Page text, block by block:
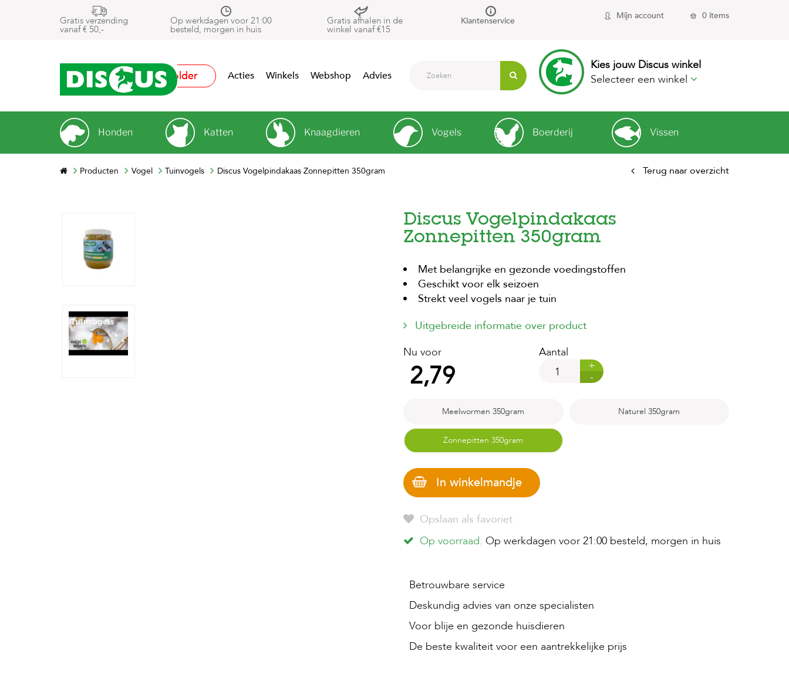
Gratis verzending
vanaf € 50,-
Op werkdagen voor 21:00
besteld, morgen in huis
Gratis afhalen in de
winkel vanaf €15
Klantenservice
Mijn account 0 items
Folder Acties Winkels Webshop Advies
Kies jouw Discus winkel
Selecteer een winkel
Honden Katten Knaagdieren Vogels Boerderij Vissen
Producten Vogel Tuinvogels Discus Vogelpindakaas Zonnepitten 350gram Terug naar overzicht
Discus Vogelpindakaas
Zonnepitten 350gram
Met belangrijke en gezonde voedingstoffen
Geschikt voor elk seizoen
Strekt veel vogels naar je tuin
Uitgebreide informatie over product
Nu voor
2,79
Aantal
+
-
Meelwormen 350gram Naturel 350gram
Zonnepitten 350gram
In winkelmandje
Opslaan als favoriet
Op voorraad. Op werkdagen voor 21:00 besteld, morgen in huis
Betrouwbare service
Deskundig advies van onze specialisten
Voor blije en gezonde huisdieren
De beste kwaliteit voor een aantrekkelijke prijs